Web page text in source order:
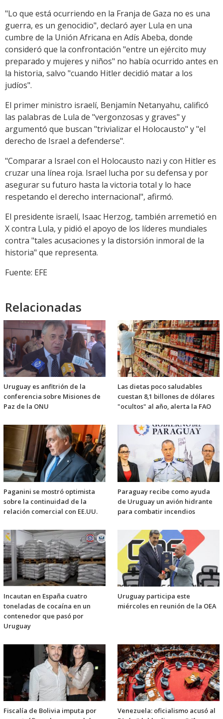
"Lo que está ocurriendo en la Franja de Gaza no es una
guerra, es un genocidio", declaró ayer Lula en una
cumbre de la Unión Africana en Adís Abeba, donde
consideró que la confrontación "entre un ejército muy
preparado y mujeres y niños" no había ocurrido antes en
la historia, salvo "cuando Hitler decidió matar a los
judíos".
El primer ministro israelí, Benjamín Netanyahu, calificó
las palabras de Lula de "vergonzosas y graves" y
argumentó que buscan "trivializar el Holocausto" y "el
derecho de Israel a defenderse".
"Comparar a Israel con el Holocausto nazi y con Hitler es
cruzar una línea roja. Israel lucha por su defensa y por
asegurar su futuro hasta la victoria total y lo hace
respetando el derecho internacional", afirmó.
El presidente israelí, Isaac Herzog, también arremetió en
X contra Lula, y pidió el apoyo de los líderes mundiales
contra "tales acusaciones y la distorsión inmoral de la
historia" que representa.
Fuente: EFE
Relacionadas
Uruguay es anfitrión de la
conferencia sobre Misiones de
Paz de la ONU
Las dietas poco saludables
cuestan 8,1 billones de dólares
"ocultos" al año, alerta la FAO
Paganini se mostró optimista
sobre la continuidad de la
relación comercial con EE.UU.
Paraguay recibe como ayuda
de Uruguay un avión hidrante
para combatir incendios
Incautan en España cuatro
toneladas de cocaína en un
contenedor que pasó por
Uruguay
Uruguay participa este
miércoles en reunión de la OEA
Fiscalía de Bolivia imputa por
Venezuela: oficialismo acusó al